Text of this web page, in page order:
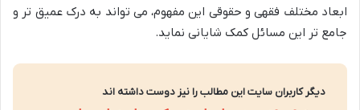
ابعاد مختلف فقهی و حقوقی این مفهوم، می تواند به درک عمیق تر و
جامع تر این مسائل کمک شایانی نماید.
دیگر کاربران سایت این مطالب را نیز دوست داشته اند